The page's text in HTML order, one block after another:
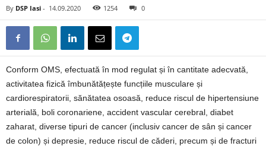
By DSP Iasi - 14.09.2020 1254 0
Conform OMS, efectuată în mod regulat și în cantitate adecvată,
activitatea fizică îmbunătățește funcțiile musculare și
cardiorespiratorii, sănătatea osoasă, reduce riscul de hipertensiune
arterială, boli coronariene, accident vascular cerebral, diabet
zaharat, diverse tipuri de cancer (inclusiv cancer de sân și cancer
de colon) și depresie, reduce riscul de căderi, precum și de fracturi